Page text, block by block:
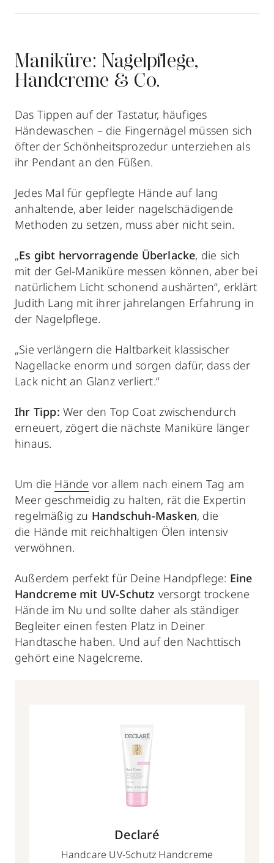
Maniküre: Nagelpflege,
Handcreme & Co.
Das Tippen auf der Tastatur, häufiges
Händewaschen – die Fingernägel müssen sich
öfter der Schönheitsprozedur unterziehen als
ihr Pendant an den Füßen.
Jedes Mal für gepflegte Hände auf lang
anhaltende, aber leider nagelschädigende
Methoden zu setzen, muss aber nicht sein.
„Es gibt hervorragende Überlacke, die sich
mit der Gel-Maniküre messen können, aber bei
natürlichem Licht schonend aushärten“, erklärt
Judith Lang mit ihrer jahrelangen Erfahrung in
der Nagelpflege.
„Sie verlängern die Haltbarkeit klassischer
Nagellacke enorm und sorgen dafür, dass der
Lack nicht an Glanz verliert.“
Ihr Tipp: Wer den Top Coat zwischendurch
erneuert, zögert die nächste Maniküre länger
hinaus.
Um die Hände vor allem nach einem Tag am
Meer geschmeidig zu halten, rät die Expertin
regelmäßig zu Handschuh-Masken, die
die Hände mit reichhaltigen Ölen intensiv
verwöhnen.
Außerdem perfekt für Deine Handpflege: Eine
Handcreme mit UV-Schutz versorgt trockene
Hände im Nu und sollte daher als ständiger
Begleiter einen festen Platz in Deiner
Handtasche haben. Und auf den Nachttisch
gehört eine Nagelcreme.
Declaré
Handcare UV-Schutz Handcreme